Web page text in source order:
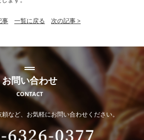
事 一覧に戻る 次の記事 >
お問い合わせ
CONTACT
など、お気軽にお問い合わせください。